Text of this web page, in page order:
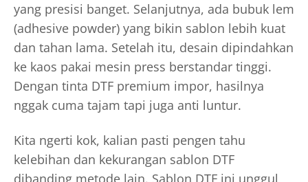
yang presisi banget. Selanjutnya, ada bubuk lem
(adhesive powder) yang bikin sablon lebih kuat
dan tahan lama. Setelah itu, desain dipindahkan
ke kaos pakai mesin press berstandar tinggi.
Dengan tinta DTF premium impor, hasilnya
nggak cuma tajam tapi juga anti luntur.
Kita ngerti kok, kalian pasti pengen tahu
kelebihan dan kekurangan sablon DTF
dibanding metode lain. Sablon DTF ini unggul